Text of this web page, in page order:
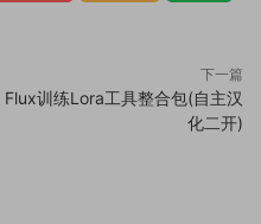
下一篇
Flux训练Lora工具整合包(自主汉
化二开)